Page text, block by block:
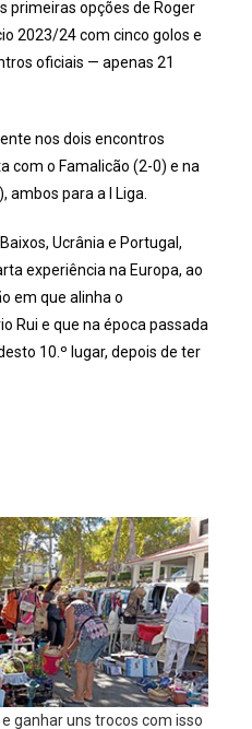
primeiras opções de Roger
2023/24 com cinco golos e
oficiais — apenas 21
nos dois encontros
com o Famalicão (2-0) e na
ambos para a I Liga.
Ucrânia e Portugal,
experiência na Europa, ao
em que alinha o
Rui e que na época passada
10.º lugar, depois de ter
ganhar uns trocos com isso